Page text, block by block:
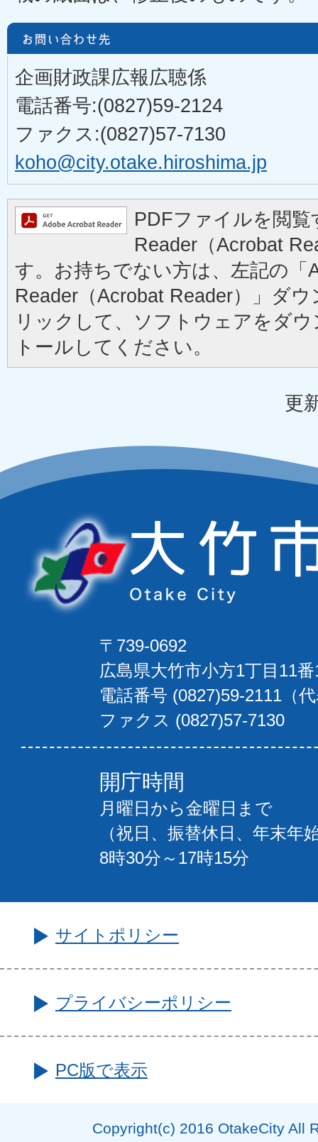
企画財政課広報広聴係
電話番号:(0827)59-2124
ファクス:(0827)57-7130
koho@city.otake.hiroshima.jp
PDFファイルを閲
Reader（Acrobat
す。お持ちでない方は、左記の「
Reader（Acrobat Reader）」ダ
リックして、ソフトウェアをダ
トールしてください。
更
〒739-0692
広島県大竹市小方1丁目11
電話番号 (0827)59-2111（
ファクス (0827)57-7130
開庁時間
月曜日から金曜日まで
（祝日、振替休日、年末年
8時30分～17時15分
サイトポリシー
プライバシーポリシー
PC版で表示
Copyright(c) 2016 OtakeCity All